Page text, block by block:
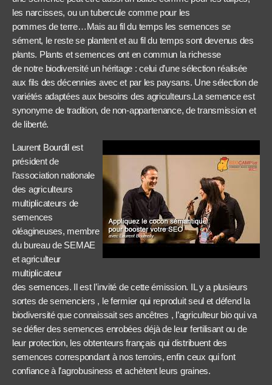
les narcisses, ou un tubercule comme pour les
pommes de terre…Mais au fil du temps les semences se
sément, le reste se plantent et au fil du temps sont devenus des
plants. Plants et semences ont en commun la richesse
de notre biodiversité un héritage : celui d’une sélection réalisée
aux fils des décennies avec et par les paysans. Une sélection de
variétés adaptées aux besoins des agriculteurs.La semence est
synonyme de tradition, de non-appartenance, de transmission et
de liberté.
Laurent Bourdil est
président de
l’association nationale
des agriculteurs
multiplicateurs de
semences
oléagineuses, membre
du bureau de SEMAE
et agriculteur
multiplicateur
des semences. Il est l’invité de cette émission. IL y a plusieurs
sortes de semenciers , le fermier qui reproduit seul et défend la
biodiversité que connaissait ses ancêtres , l’agriculteur bio qui va
se défier des semences enrobées déjà de leur fertilisant ou de
leur protection, les obtenteurs français qui distribuent des
semences correspondant à nos terroirs, enfin ceux qui font
confiance à l’agrobusiness et achètent leurs graines.